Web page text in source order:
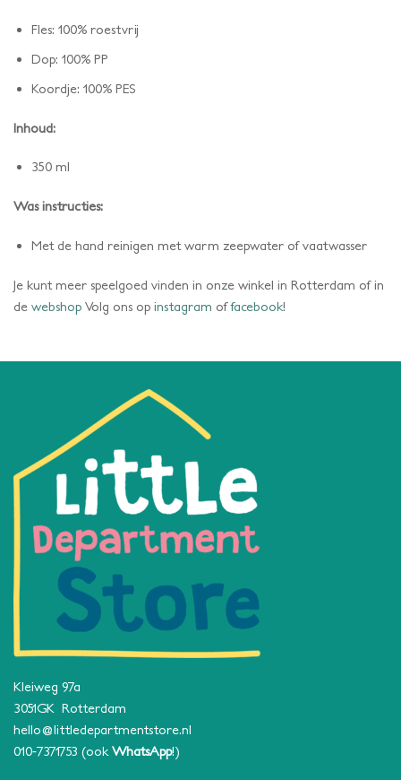
Fles: 100% roestvrij
Dop: 100% PP
Koordje: 100% PES
Inhoud:
350 ml
Was instructies:
Met de hand reinigen met warm zeepwater of vaatwasser
Je kunt meer speelgoed vinden in onze winkel in Rotterdam of in
de webshop Volg ons op instagram offacebook!
Kleiweg 97a
3051GK Rotterdam
hello@littledepartmentstore.nl
010-7371753 (ook WhatsApp!)